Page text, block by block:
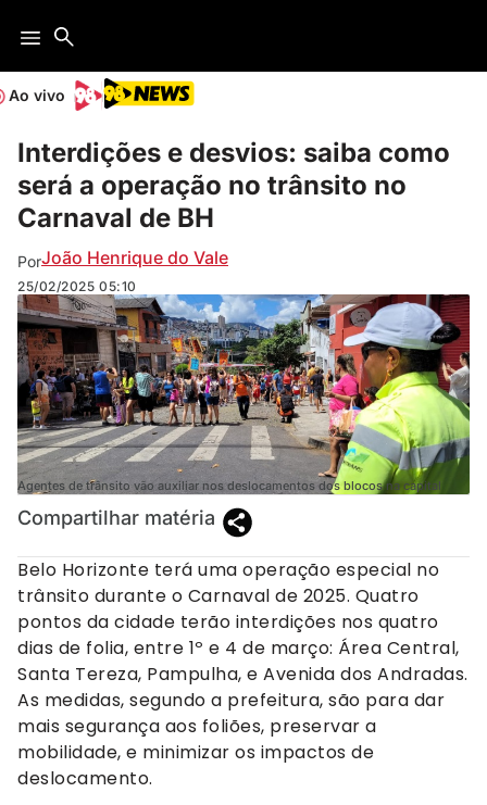
Ao vivo
Interdições e desvios: saiba como
será a operação no trânsito no
Carnaval de BH
PorJoão Henrique do Vale
25/02/2025 05:10
Agentes de trânsito vão auxiliar nos deslocamentos dos blocos na capital
Compartilhar matéria
Belo Horizonte terá uma operação especial no
trânsito durante o Carnaval de 2025. Quatro
pontos da cidade terão interdições nos quatro
dias de folia, entre 1º e 4 de março: Área Central,
Santa Tereza, Pampulha, e Avenida dos Andradas.
As medidas, segundo a prefeitura, são para dar
mais segurança aos foliões, preservar a
mobilidade, e minimizar os impactos de
deslocamento.